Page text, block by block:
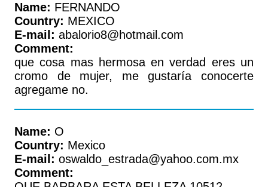
Name: FERNANDO
Country: MEXICO
E-mail: abalorio8@hotmail.com
Comment:
que cosa mas hermosa en verdad eres un
cromo de mujer, me gustaría conocerte
agregame no.
Name: O
Country: Mexico
E-mail: oswaldo_estrada@yahoo.com.mx
Comment: